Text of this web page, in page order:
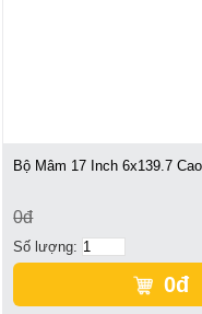
Bộ Mâm 17 Inch 6x139.7
0đ
Số lượng:
0đ